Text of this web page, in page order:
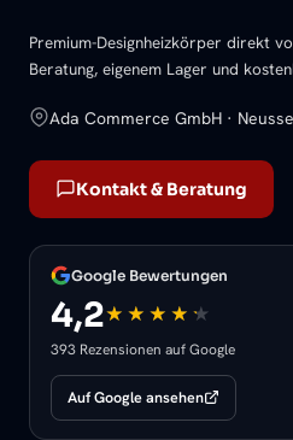
Premium-Designheizkörper direkt
Beratung, eigenem Lager und
Ada Commerce GmbH ·
Kontakt & Beratung
Google Bewertungen
4,2
393 Rezensionen auf Google
Auf Google ansehen